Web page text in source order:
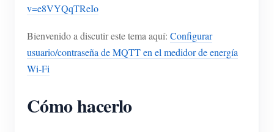
v=e8VYQqTReIo
Bienvenido a discutir este tema aquí: Configurar
usuario/contraseña de MQTT en el medidor de energía
Wi-Fi
Cómo hacerlo